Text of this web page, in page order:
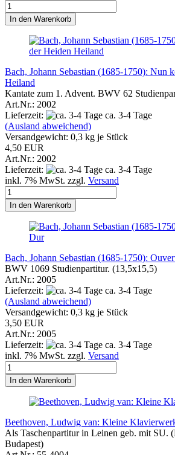
In den Warenkorb
Bach, Johann Sebastian (1685-1750): Nun
Heiland
Kantate zum 1. Advent. BWV 62
Art.Nr.: 2002
Lieferzeit:
ca. 3-4 Tage
(Ausland abweichend)
Versandgewicht: 0,3 kg je Stück
4,50 EUR
Art.Nr.: 2002
Lieferzeit:
ca. 3-4 Tage
inkl. 7% MwSt. zzgl. Versand
In den Warenkorb
Bach, Johann Sebastian (1685-1750):
BWV 1069 Studienpartitur. (13,5x15,5)
Art.Nr.: 2005
Lieferzeit:
ca. 3-4 Tage
(Ausland abweichend)
Versandgewicht: 0,3 kg je Stück
3,50 EUR
Art.Nr.: 2005
Lieferzeit:
ca. 3-4 Tage
inkl. 7% MwSt. zzgl. Versand
In den Warenkorb
Beethoven, Ludwig van: Kleine
Als Taschenpartitur in Leinen geb. mit SU.
Budapest)